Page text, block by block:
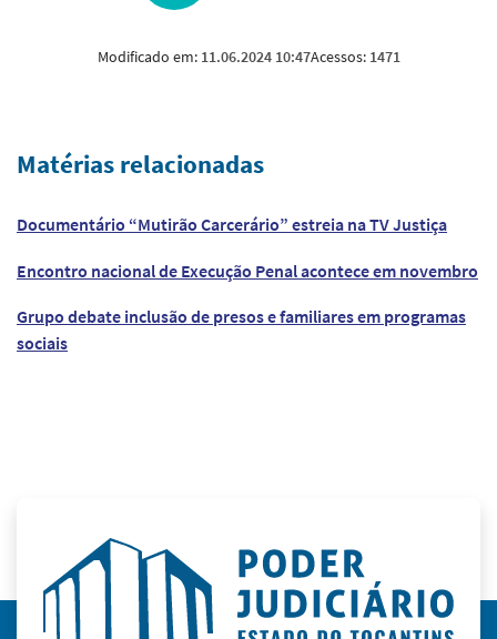
Modificado em: 11.06.2024 10:47Acessos: 1471
Matérias relacionadas
Documentário “Mutirão Carcerário” estreia na TV Justiça
Encontro nacional de Execução Penal acontece em novembro
Grupo debate inclusão de presos e familiares em programas
sociais